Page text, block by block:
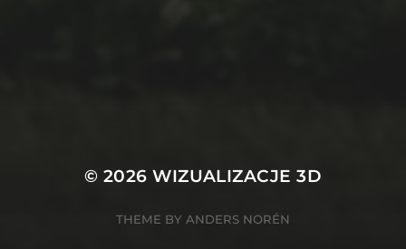
© 2026WIZUALIZACJE 3D
THEME BY ANDERS NORÉN